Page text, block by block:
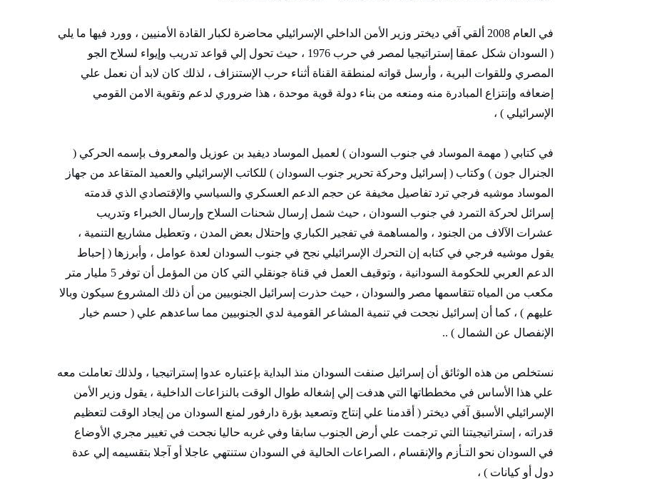
في العام 2008 ألقي آفي ديختر وزير الأمن الداخلي الإسرائيلي محاضرة لكبار القادة الأمنيين ، وورد فيها ما يلي
( السودان شكل عمقا إستراتيجيا لمصر في حرب 1976 ، حيث تحول إلي قواعد تدريب وإيواء لسلاح الجو
المصري وللقوات البرية ، وأرسل قواته لمنطقة القناة أثناء حرب الإستنزاف ، لذلك كان لابد أن نعمل علي
إضعافه وإنتزاع المبادرة منه ومنعه من بناء دولة قوية موحدة ، هذا ضروري لدعم وتقوية الامن القومي
الإسرائيلي ) ،
في كتابي ( مهمة الموساد في جنوب السودان ) لعميل الموساد ديفيد بن عوزيل والمعروف بإسمه الحركي (
الجنرال جون ) وكتاب ( إسرائيل وحركة تحرير جنوب السودان ) للكاتب الإسرائيلي والعميد المتقاعد من جهاز
الموساد موشيه فرجي ترد تفاصيل مخيفة عن حجم الدعم العسكري والسياسي والإقتصادي الذي قدمته
إسرائل لحركة التمرد في جنوب السودان ، حيث شمل إرسال شحنات السلاح وإرسال الخبراء وتدريب
عشرات الآلاف من الجنود ، والمساهمة في تفجير الكباري وإحتلال بعض المدن ، وتعطيل مشاريع التنمية ،
يقول موشيه فرجي في كتابه إن التحرك الإسرائيلي نجح في جنوب السودان لعدة عوامل ، وأبرزها ( إحباط
الدعم العربي للحكومة السودانية ، وتوقيف العمل في قناة جونقلي التي كان من المؤمل أن توفر 5 مليار متر
مكعب من المياه تتقاسمها مصر والسودان ، حيث حذرت إسرائيل الجنوبيين من أن ذلك المشروع سيكون وبالا
عليهم ) ، كما أن إسرائيل نجحت في تنمية المشاعر القومية لدي الجنوبيين مما ساعدهم علي ( حسم خيار
الإنفصال عن الشمال ) ..
نستخلص من هذه الوثائق أن إسرائيل صنفت السودان منذ البداية بإعتباره عدوا إستراتيجيا ، ولذلك تعاملت معه
علي هذا الأساس في مخططاتها التي هدفت إلي إشغاله طوال الوقت بالنزاعات الداخلية ، يقول وزير الأمن
الإسرائيلي الأسبق آفي ديختر ( أقدمنا علي إنتاج وتصعيد بؤرة دارفور لمنع السودان من إيجاد الوقت لتعظيم
قدراته ، إستراتيجيتنا التي ترجمت علي أرض الجنوب سابقا وفي غربه حاليا نجحت في تغيير مجري الأوضاع
في السودان نحو التـأزم والإنقسام ، الصراعات الحالية في السودان ستنتهي عاجلا أو آجلا بتقسيمه إلي عدة
دول أو كيانات ) ،